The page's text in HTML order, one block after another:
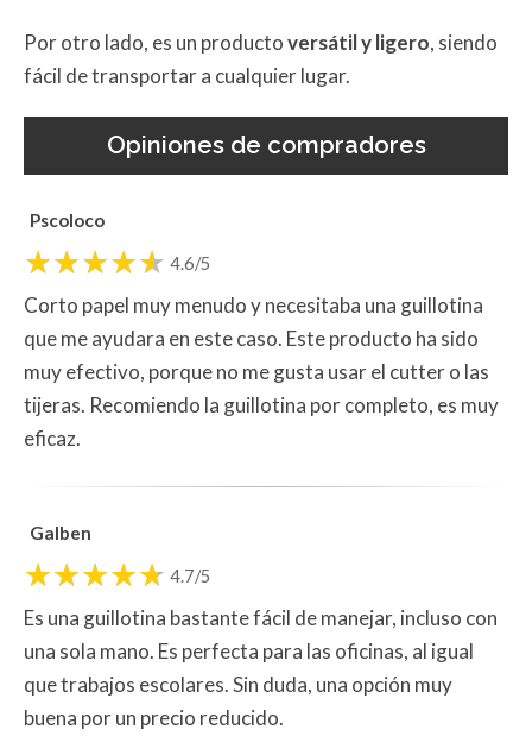
Por otro lado, es un productoversátil y ligero, siendo
fácil de transportar a cualquier lugar.
Opiniones de compradores
Pscoloco
4.6/5
Corto papel muy menudo y necesitaba una guillotina
que me ayudara en este caso. Este producto ha sido
muy efectivo, porque no me gusta usar el cutter o las
tijeras. Recomiendo la guillotina por completo, es muy
eficaz.
Galben
4.7/5
Es una guillotina bastante fácil de manejar, incluso con
una sola mano. Es perfecta para las oficinas, al igual
que trabajos escolares. Sin duda, una opción muy
buena por un precio reducido.